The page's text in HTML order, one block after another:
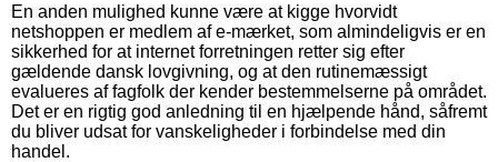
En anden mulighed kunne være at kigge hvorvidt
netshoppen er medlem af e-mærket, som almindeligvis er en
sikkerhed for at internet forretningen retter sig efter
gældende dansk lovgivning, og at den rutinemæssigt
evalueres af fagfolk der kender bestemmelserne på området.
Det er en rigtig god anledning til en hjælpende hånd, såfremt
du bliver udsat for vanskeligheder i forbindelse med din
handel.